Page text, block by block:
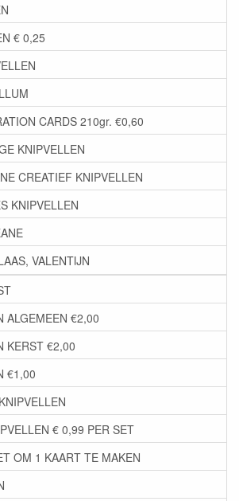
€ 0,25
CARDS 210gr. €0,60
KNIPVELLEN
CREATIEF KNIPVELLEN
KNIPVELLEN
VALENTIJN
ALGEMEEN €2,00
KERST €2,00
€1,00
€ 0,99 PER SET
OM 1 KAART TE MAKEN